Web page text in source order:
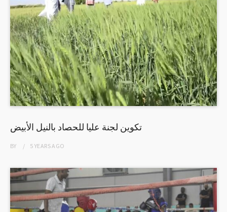
تكوين لجنة عليا للحصاد بالنيل الأبيض
BY 5 YEARSAGO